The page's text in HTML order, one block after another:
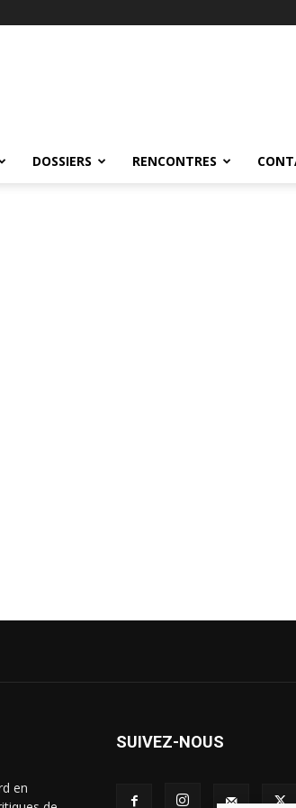
DOSSIERS RENCONTRES
en
SUIVEZ-NOUS